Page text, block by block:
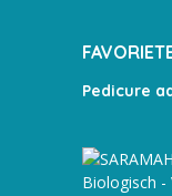
Pedicure